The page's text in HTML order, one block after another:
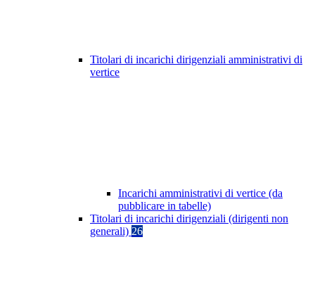
Titolari di incarichi dirigenziali amministrativi di
vertice
Incarichi amministrativi di vertice (da
pubblicare in tabelle)
Titolari di incarichi dirigenziali (dirigenti non
generali) 26